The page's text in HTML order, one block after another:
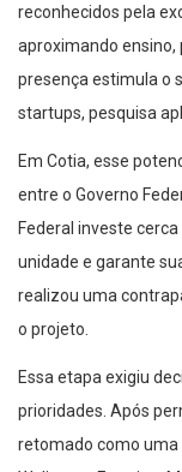
reconhecidos pela
aproximando ensino,
presença estimula o
startups, pesquisa
Em Cotia, esse
entre o Governo
Federal investe
unidade e garante
realizou uma
o projeto.
Essa etapa exigiu
prioridades. Após
retomado como uma